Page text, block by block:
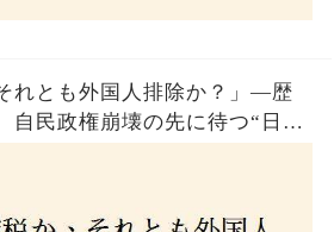
れとも外国人排除か？」―歴
自民政権崩壊の先に待つ“日本